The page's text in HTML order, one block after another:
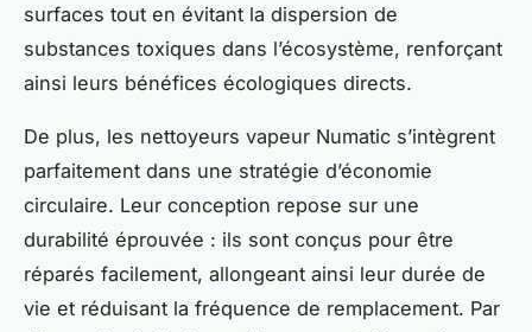
surfaces tout en évitant la dispersion de
substances toxiques dans l’écosystème, renforçant
ainsi leurs bénéfices écologiques directs.
De plus, les nettoyeurs vapeur Numatic s’intègrent
parfaitement dans une stratégie d’économie
circulaire. Leur conception repose sur une
durabilité éprouvée : ils sont conçus pour être
réparés facilement, allongeant ainsi leur durée de
vie et réduisant la fréquence de remplacement. Par